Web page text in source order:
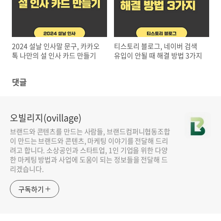
2024 설날 인사말 문구, 카카오
톡 나만의 설 인사 카드 만들기
티스토리 블로그, 네이버 검색
유입이 안될 때 해결 방법 3가지
댓글
오빌리지(ovillage)
브랜드와 콘텐츠를 만드는 사람들, 브랜드컴퍼니협동조합
이 만드는 브랜드와 콘텐츠, 마케팅 이야기를 전달해 드리
려고 합니다. 소상공인과 스타트업, 1인 기업을 위한 다양
한 마케팅 방법과 사업에 도움이 되는 정보들을 전달해 드
리겠습니다.
구독하기